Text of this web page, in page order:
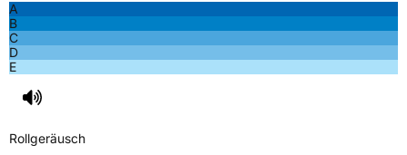
A
B
C
D
E
Rollgeräusch